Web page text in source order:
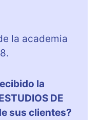
la academia
la
DE
sus clientes?